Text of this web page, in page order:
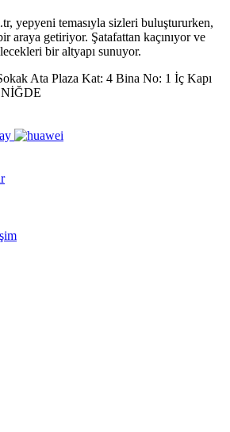
yepyeni temasıyla sizleri buluştururken,
araya getiriyor. Şatafattan kaçınıyor ve
bir altyapı sunuyor.
Ata Plaza Kat: 4 Bina No: 1 İç Kapı
NİĞDE